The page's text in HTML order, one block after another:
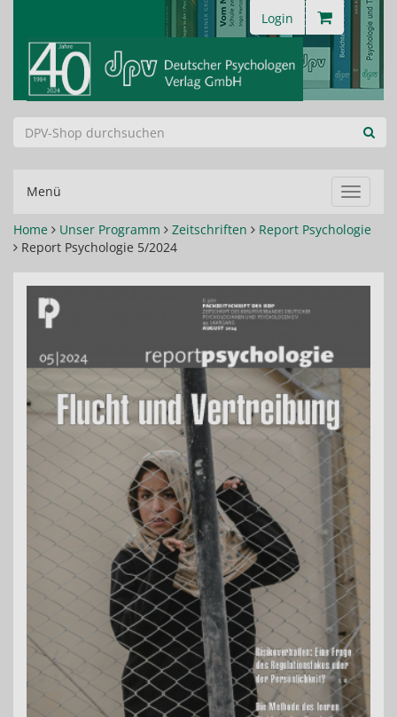
Login
Menü
ein-/
Home
Unser Programm Zeitschriften
Report Psychologie
Report Psychologie 5/2024